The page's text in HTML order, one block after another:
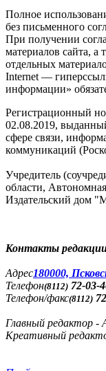
Полное
без письменного
При получении
материалов сайта, а
отдельных
Internet —
информации»
Регистрационный
02.08.2019,
сфере связи,
коммуникаций
Учредитель
области,
Издательский
Контакты
Адреc180000,
Телефон(8112) 72-03-
Телефон/факс(8112)
Главный редактор -
Креативный